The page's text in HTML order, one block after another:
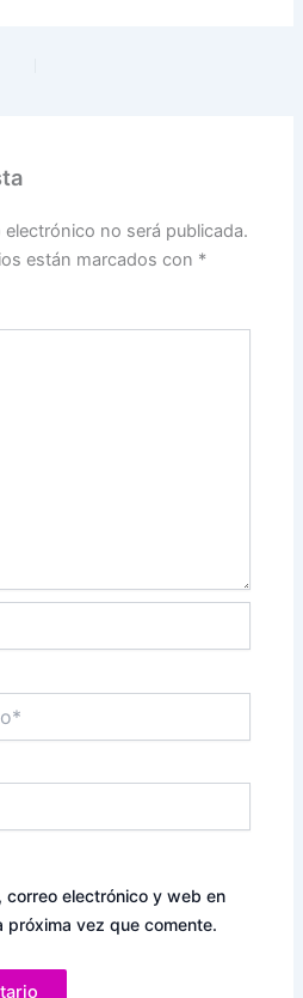
no será publicada.
están marcados con *
correo electrónico y web en
próxima vez que comente.